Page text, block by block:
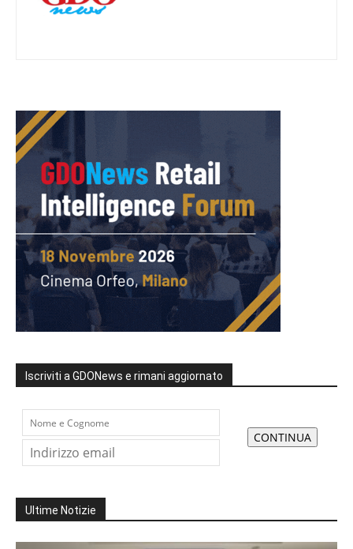
Iscriviti a GDONews e rimani aggiornato
Ultime Notizie